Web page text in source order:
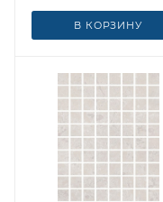
В КОРЗИНУ